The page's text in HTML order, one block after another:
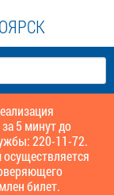
5 минут до
220-11-72.
билет.